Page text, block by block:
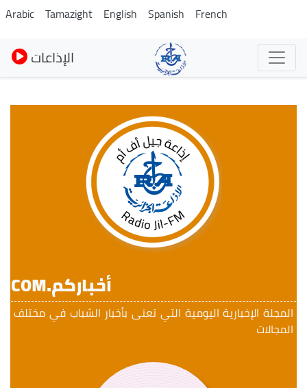
Skip
to
main
content
Arabic Tamazight English Spanish French
الإذاعات
أخباركم.COM
المجلة الإخبارية اليومية التي تعنى بأخبار الشباب في مختلف
المجالات